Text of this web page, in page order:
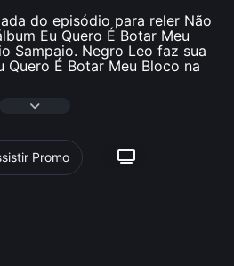
do episódio para reler Não
Eu Quero É Botar Meu
Sampaio. Negro Leo faz sua
Quero É Botar Meu Bloco na
Promo